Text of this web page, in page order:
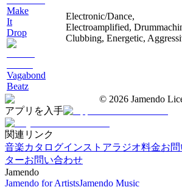
Make
It
Drop
Vagabond
Beatz
Electronic/Dance,
Electroamplified,
Clubbing, Energetic,
© 2026 Jamendo
アプリを入手
関連リンク
音楽カタログインストアラジオ料金お
ターお問い合わせ
Jamendo
Jamendo for ArtistsJamendo Music